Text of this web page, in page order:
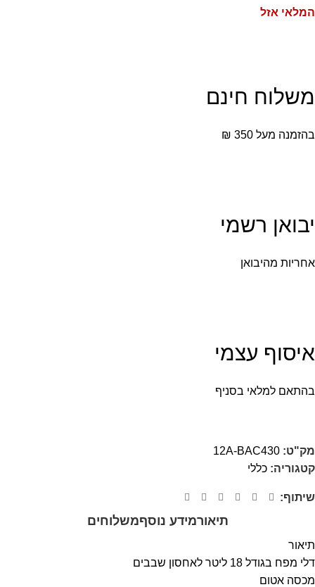
המלאי אזל
משלוח חינם
בהזמנה מעל 350 ₪
יבואן רשמי
אחריות מהיבואן
איסוף עצמי
בהתאם למלאי בסניף
מק"ט: 12A-BAC430
קטגוריה: כללי
שיתוף:
תיאורמידע נוסףמשלוחים
תיאור
דלי מפח בגודל 18 ליטר לאחסון שבבים
מכסה אטום